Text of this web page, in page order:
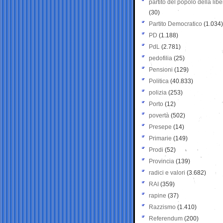
partito del popolo della
(30)
Partito Democratico (1.034)
PD (1.188)
PdL (2.781)
pedofilia (25)
Pensioni (129)
Politica (40.833)
polizia (253)
Porto (12)
povertà (502)
Presepe (14)
Primarie (149)
Prodi (52)
Provincia (139)
radici e valori (3.682)
RAI (359)
rapine (37)
Razzismo (1.410)
Referendum (200)